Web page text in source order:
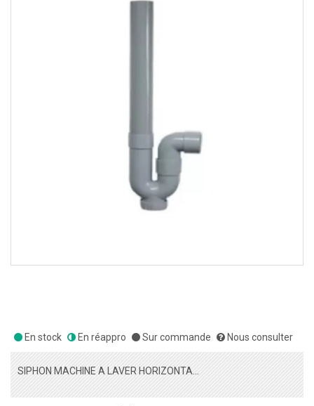
En stock En réappro Sur commande Nous consulter
SIPHON MACHINE A LAVER HORIZONTAL